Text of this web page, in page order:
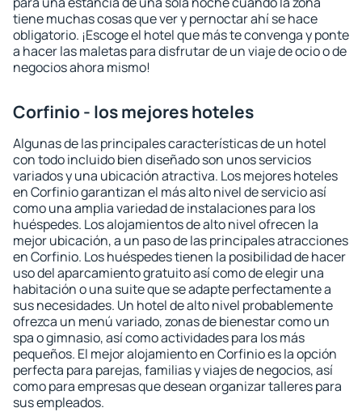
tiene muchas cosas que ver y pernoctar ahí se hace
obligatorio. ¡Escoge el hotel que más te convenga y ponte
a hacer las maletas para disfrutar de un viaje de ocio o de
negocios ahora mismo!
Corfinio - los mejores hoteles
Algunas de las principales características de un hotel
con todo incluido bien diseñado son unos servicios
variados y una ubicación atractiva. Los mejores hoteles
en Corfinio garantizan el más alto nivel de servicio así
como una amplia variedad de instalaciones para los
huéspedes. Los alojamientos de alto nivel ofrecen la
mejor ubicación, a un paso de las principales atracciones
en Corfinio. Los huéspedes tienen la posibilidad de hacer
uso del aparcamiento gratuito así como de elegir una
habitación o una suite que se adapte perfectamente a
sus necesidades. Un hotel de alto nivel probablemente
ofrezca un menú variado, zonas de bienestar como un
spa o gimnasio, así como actividades para los más
pequeños. El mejor alojamiento en Corfinio es la opción
perfecta para parejas, familias y viajes de negocios, así
como para empresas que desean organizar talleres para
sus empleados.